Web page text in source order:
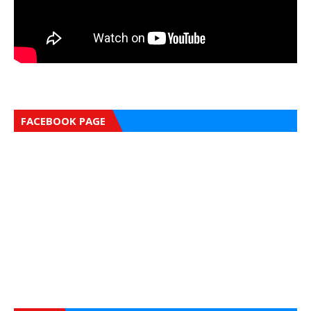
FACEBOOK PAGE